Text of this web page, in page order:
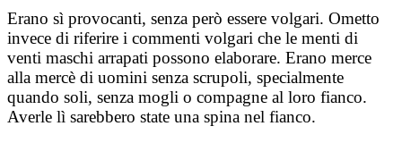
Erano sì provocanti, senza però essere volgari. Ometto
invece di riferire i commenti volgari che le menti di
venti maschi arrapati possono elaborare. Erano merce
alla mercè di uomini senza scrupoli, specialmente
quando soli, senza mogli o compagne al loro fianco.
Averle lì sarebbero state una spina nel fianco.